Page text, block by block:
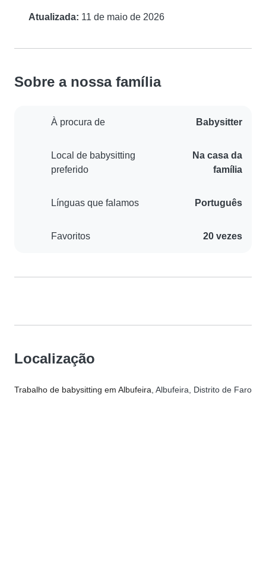
Atualizada: 11 de maio de 2026
Sobre a nossa família
À procura de Babysitter
Local de babysitting
preferido
Na casa da
família
Línguas que falamos Português
Favoritos 20 vezes
Localização
Trabalho de babysitting em Albufeira , Albufeira, Distrito de Faro